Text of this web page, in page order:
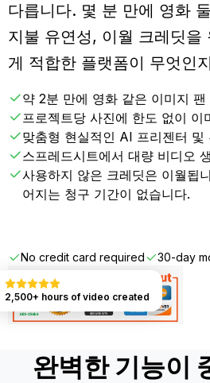
다릅니다. 몇 분 만에 영화
지불 유연성, 이월 크레딧을
게 적합한 플랫폼이 무엇인
약 2분 만에 영화 같은 이미지
프로젝트당 사진에 한도 없이 이
맞춤형 현실적인 AI 프리젠터 및
스프레드시트에서 대량 비디오
사용하지 않은 크레딧은 이월됩
어지는 청구 기간이 없습니다.
No credit card required 30-day
2,500+ hours of video created
완벽한 기능이